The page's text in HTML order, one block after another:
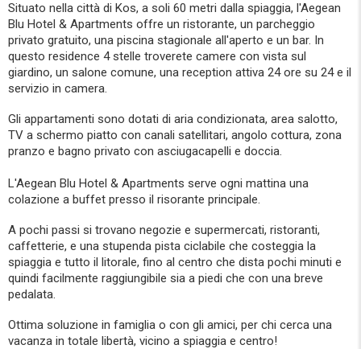
Situato nella città di Kos, a soli 60 metri dalla spiaggia, l'Aegean
Blu Hotel & Apartments offre un ristorante, un parcheggio
privato gratuito, una piscina stagionale all'aperto e un bar. In
questo residence 4 stelle troverete camere con vista sul
giardino, un salone comune, una reception attiva 24 ore su 24 e il
servizio in camera.
Gli appartamenti sono dotati di aria condizionata, area salotto,
TV a schermo piatto con canali satellitari, angolo cottura, zona
pranzo e bagno privato con asciugacapelli e doccia.
L'Aegean Blu Hotel & Apartments serve ogni mattina una
colazione a buffet presso il risorante principale.
A pochi passi si trovano negozie e supermercati, ristoranti,
caffetterie, e una stupenda pista ciclabile che costeggia la
spiaggia e tutto il litorale, fino al centro che dista pochi minuti e
quindi facilmente raggiungibile sia a piedi che con una breve
pedalata.
Ottima soluzione in famiglia o con gli amici, per chi cerca una
vacanza in totale libertà, vicino a spiaggia e centro!